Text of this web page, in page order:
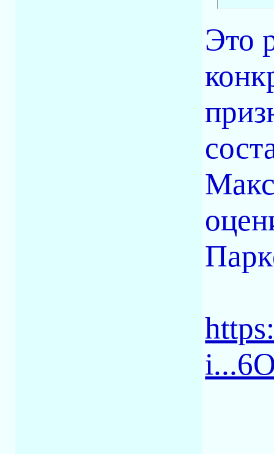
Это